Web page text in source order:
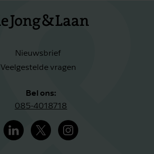
Nieuwsbrief
Veelgestelde vragen
Bel ons:
085-4018718